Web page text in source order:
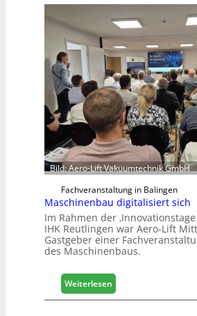
b
e
l
b
r
a
n
c
h
e
e
r
ö
t
e
r
t
Z
u
k
n
Bild: Aero-Lift Vakuumtechnik GmbH
Fachveranstaltung in Balingen
Maschinenbau digitalisiert sich
Im Rahmen der
IHK Reutlingen war Aero-Lift
Gastgeber einer
des Maschinenbaus.
Weiterlesen
M